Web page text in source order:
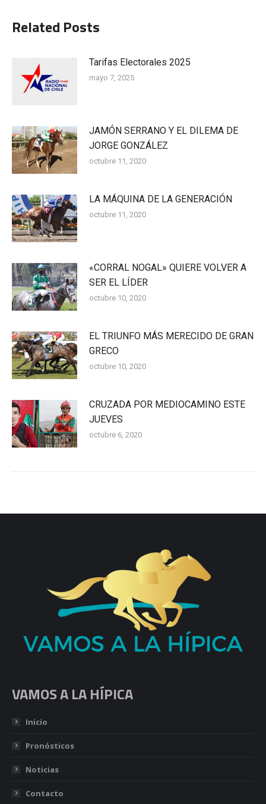
Related Posts
Tarifas Electorales 2025
mayo 7, 2025
JAMÓN SERRANO Y EL DILEMA DE
JORGE GONZÁLEZ
octubre 11, 2020
LA MÁQUINA DE LA GENERACIÓN
octubre 11, 2020
«CORRAL NOGAL» QUIERE VOLVER A
SER EL LÍDER
octubre 10, 2020
EL TRIUNFO MÁS MERECIDO DE GRAN
GRECO
octubre 10, 2020
CRUZADA POR MEDIOCAMINO ESTE
JUEVES
octubre 6, 2020
VAMOS A LA HÍPICA
Inicio
Pronósticos
Noticias
Contacto